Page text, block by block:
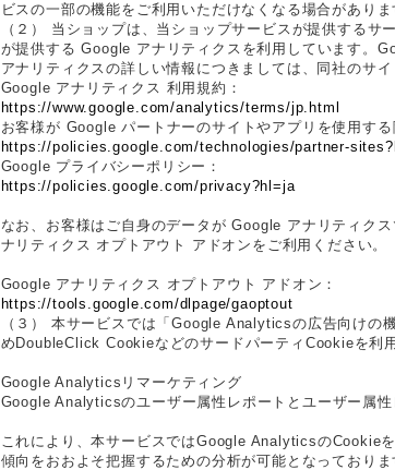
ビスの一部の機能をご利用いただけなくなる場合がありま
（２） 当ショップは、当ショップサービスが提供する
が提供する Google アナリティクスを利用しています。
アナリティクスの詳しい情報につきましては、同社のサイ
Google アナリティクス 利用規約：
https://www.google.com/analytics/terms/jp.html
お客様が Google パートナーのサイトやアプリを使用す
https://policies.google.com/technologies/partner-
Google プライバシーポリシー：
https://policies.google.com/privacy?hl=ja
なお、お客様はご自身のデータが Google アナリティク
ナリティクス オプトアウト アドオンをご利用ください。
Google アナリティクス オプトアウト アドオン：
https://tools.google.com/dlpage/gaoptout
（３） 本サービスでは「Google Analyticsの広告向けの
めDoubleClick CookieなどのサードパーティCookieを利
Google Analyticsリマーケティング
Google Analyticsのユーザー属性レポートとユーザー属
これにより、本サービスではGoogle AnalyticsのCookie
傾向をおおよそ把握するための分析が可能となっておりま